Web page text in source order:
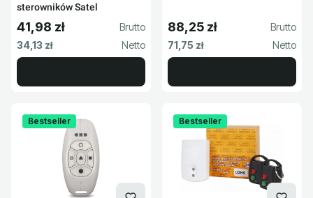
sterowników Satel
Cena brutto
41,98 zł
Cena netto
34,13 zł
Cena brutto
88,25 zł
Cena netto
71,75 zł
Bestseller Bestseller